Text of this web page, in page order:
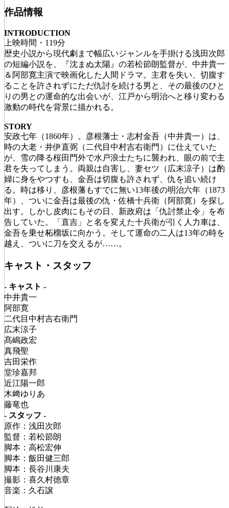
作品情報
INTRODUCTION
上映時間・119分
歴史小説から現代劇まで幅広いジャンルを手掛ける浅田次郎
の短編小説を、『沈まぬ太陽』の若松節朗監督が、中井貴一
＆阿部寛主演で映画化した人間ドラマ。主君を失い、切腹す
ることを許されずにただ仇討を続ける男と、その最後のひと
りの男との運命的な出会いが、江戸から明治へと移り変わる
激動の時代を背景に描かれる。
STORY
安政七年（1860年）。彦根藩士・志村金吾（中井貴一）は、
時の大老・井伊直弼（二代目中村吉右衛門）に仕えていた
が、雪の降る桜田門外で水戸浪士たちに襲われ、眼の前で主
君を失ってしまう。両親は自害し、妻セツ（広末涼子）は酌
婦に身をやつすも、金吾は切腹も許されず、仇を追い続け
る。時は移り、彦根藩もすでに無い13年後の明治六年（1873
年）、ついに金吾は最後の仇・佐橋十兵衛（阿部寛）を探し
出す。しかし皮肉にもその日、新政府は「仇討禁止令」を布
告していた。「直吉」と名を変えた十兵衛が引く人力車は、
金吾を乗せ柘榴坂に向かう。そして運命の二人は13年の時を
越え、ついに刀を交えるが……。
キャスト・スタッフ
- キャスト -
中井貴一
阿部寛
二代目中村吉右衛門
広末涼子
髙嶋政宏
真飛聖
吉田栄作
堂珍嘉邦
近江陽一郎
木﨑ゆりあ
藤竜也
- スタッフ -
原作：浅田次郎
監督：若松節朗
脚本：高松宏伸
脚本：飯田健三郎
脚本：長谷川康夫
撮影：喜久村徳章
音楽：久石譲